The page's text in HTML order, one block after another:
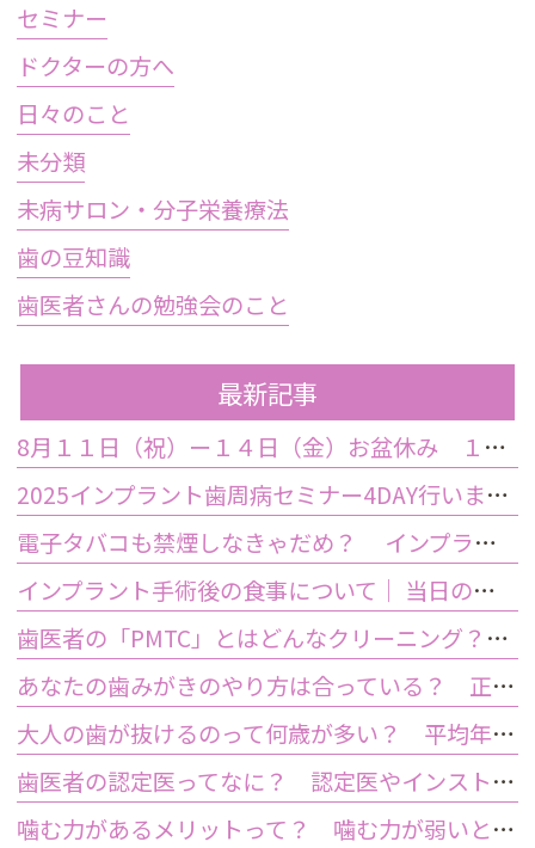
セミナー
ドクターの方へ
日々のこと
未分類
未病サロン・分子栄養療法
歯の豆知識
歯医者さんの勉強会のこと
最新記事
8月１１日（祝）ー１４日（金）お盆休み １５日土曜日から診療しております
2025インプラント歯周病セミナー4DAY行いました
電子タバコも禁煙しなきゃだめ？ インプラント手術前後の喫煙が及ぼす影響とは？
インプラント手術後の食事について｜ 当日の注意点・いつから普通の食事ができる？
歯医者の「PMTC」とはどんなクリーニング？スケーリングとは何が違うの？
あなたの歯みがきのやり方は合っている？ 正しい歯みがき方法と間違った方法
大人の歯が抜けるのって何歳が多い？ 平均年齢と原因について
歯医者の認定医ってなに？ 認定医やインストラクターの資格を持つ歯医者のメリット
噛む力があるメリットって？ 噛む力が弱いとどうなるの？